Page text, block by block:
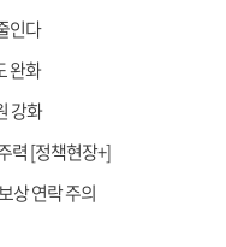
인다
완화
강화
력 [정책현장+]
상 연락 주의